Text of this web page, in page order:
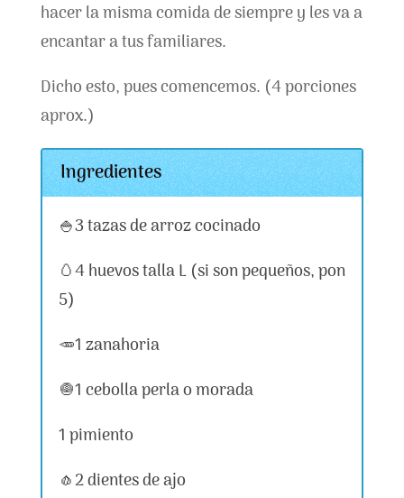
hacer la misma comida de siempre y les va a
encantar a tus familiares.
Dicho esto, pues comencemos. (4 porciones
aprox.)
Ingredientes
🍚3 tazas de arroz cocinado
🥚4 huevos talla L (si son pequeños, pon
5)
🥕1 zanahoria
🧅1 cebolla perla o morada
1 pimiento
🧄2 dientes de ajo